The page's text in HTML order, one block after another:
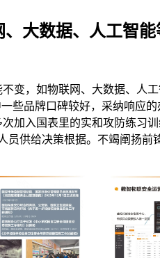
大数据、人工智
，如物联网、大数据、人工
些品牌口碑较好，采纳响应
加入国表里的实和攻防练习
员供给决策根据。不竭阐扬前